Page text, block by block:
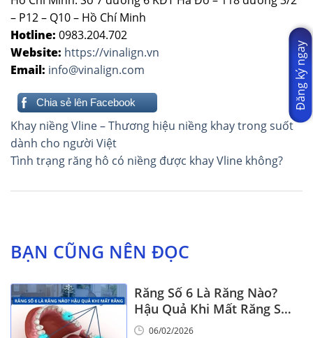
– P12 – Q10 – Hồ Chí Minh
Hotline: 0983.204.702
Website: https://vinalign.vn
Email: info@vinalign.com
Chia sẻ lên Facebook
Điều
hướng
bài
Khay niềng Vline – Thương hiệu niềng khay trong suốt
dành cho người Việt
Tình trạng răng hô có niềng được khay Vline không?
BẠN CŨNG NÊN ĐỌC
Răng Số 6 Là Răng Nào?
Hậu Quả Khi Mất Răng Số
6
06/02/2026
Đăng ký ngay